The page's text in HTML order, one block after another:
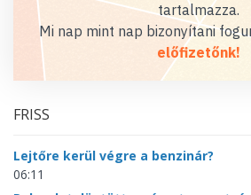
tartalmazza.
Mi nap mint nap bizonyítani
előfizetőnk!
FRISS
Lejtőre kerül végre a benzinár?
06:11